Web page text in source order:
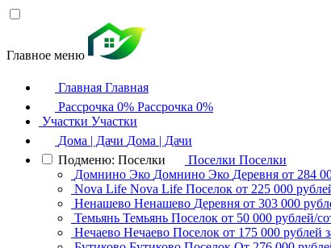
Главное меню
Главная Главная
Рассрочка 0% Рассрочка 0%
Участки Участки
Дома | Дачи Дома | Дачи
Подменю: Поселки
Поселки Поселки
Домнино Эко Домнино Эко Деревня от 284
Nova Life Nova Life Поселок от 225 000
Ненашево Ненашево Деревня от 303 000
Темьянь Темьянь Поселок от 50 000 рублей/
Нечаево Нечаево Поселок от 175 000 рублей